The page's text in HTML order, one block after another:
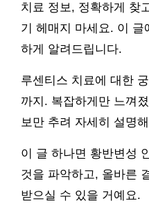
치료 정보, 정확하게 찾
기 헤매지 마세요. 이
하게 알려드립니다.
루센티스 치료에 대한
까지. 복잡하게만 느껴
보만 추려 자세히 설명
이 글 하나면 황반변성
것을 파악하고, 올바른
받으실 수 있을 거예요.